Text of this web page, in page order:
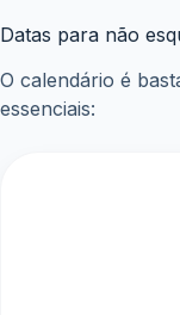
Datas para não
O calendário é
essenciais: